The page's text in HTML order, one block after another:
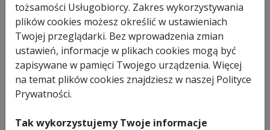
tożsamości Usługobiorcy. Zakres wykorzystywania
plików cookies możesz określić w ustawieniach
Twojej przeglądarki. Bez wprowadzenia zmian
ustawień, informacje w plikach cookies mogą być
zapisywane w pamięci Twojego urządzenia. Więcej
na temat plików cookies znajdziesz w naszej Polityce
Prywatności.
Tak wykorzystujemy Twoje informacje
OPIS
Polerka do kamienia firmy AGP model RP160 wyróżnia się na
tle konkurencyjnych produktów solidnym wykonaniem oraz
dużą mocą. Silnik 1200W zapewnia komfort podczas
wszelkich prac związanych z obróbką stali począwszy od
wstępnej obróbki, a kończąc na polerowaniu.
Bogate wyposażenie, płynna regulacja prędkości obrotowej i
użytkowania.